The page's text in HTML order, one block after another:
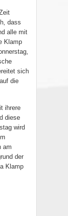
dass
alle mit
Klamp
sich
die
ihrere
diese
wird
am
der
Klamp